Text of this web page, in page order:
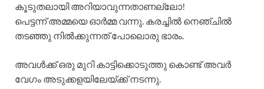
കൂടുതലായി അറിയാവുന്നതാണല്ലോ!
പെട്ടന്ന് അമ്മയെ ഓർമ്മ വന്നു. കരച്ചിൽ നെഞ്ചിൽ
തടഞ്ഞു നിൽക്കുന്നത് പോലൊരു ഭാരം.
അവൾക്ക് ഒരു മുറി കാട്ടിക്കൊടുത്തു കൊണ്ട് അവർ
വേഗം അടുക്കളയിലേയ്ക്ക് നടന്നു.